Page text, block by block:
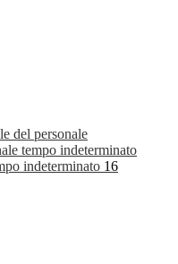
del personale
tempo indeterminato
indeterminato 16